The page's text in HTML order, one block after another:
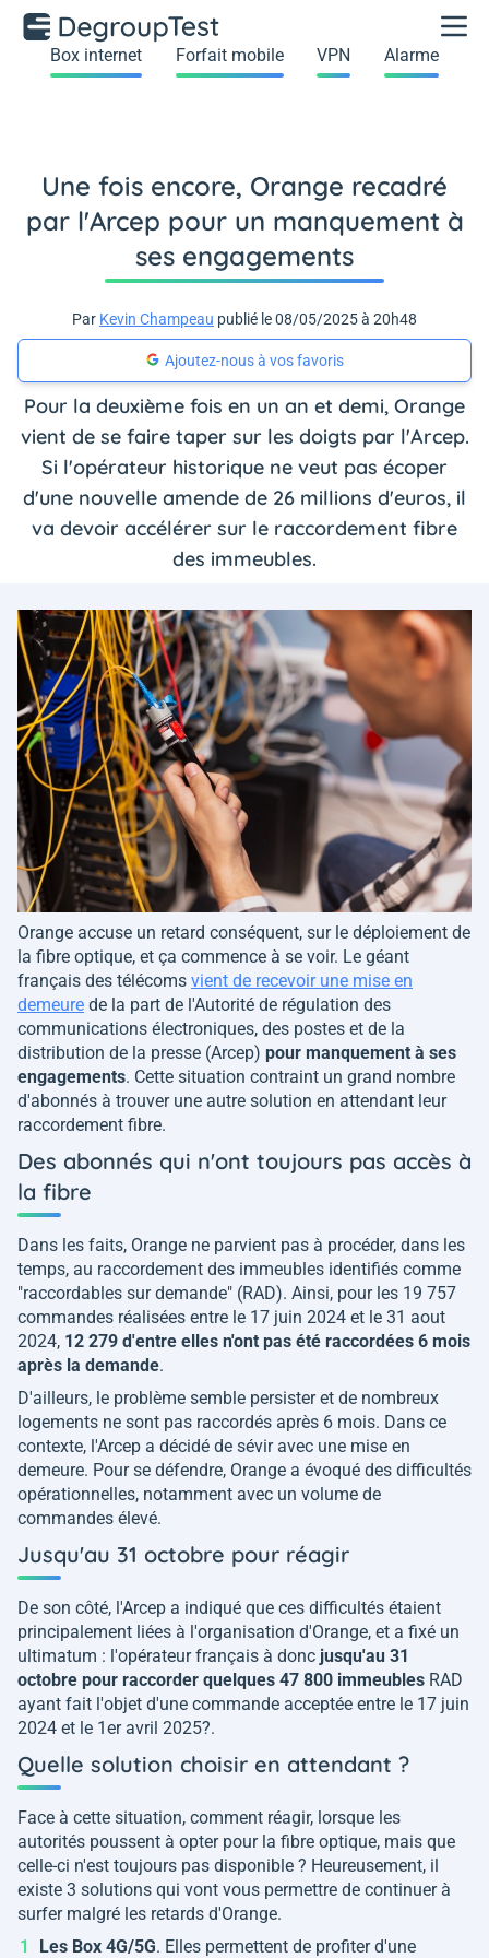
Box internet Forfait mobile VPN Alarme
Une fois encore, Orange recadré
par l'Arcep pour un manquement à
ses engagements
Par Kevin Champeau publié le 08/05/2025 à 20h48
Ajoutez-nous à vos favoris
Pour la deuxième fois en un an et demi, Orange
vient de se faire taper sur les doigts par l'Arcep.
Si l'opérateur historique ne veut pas écoper
d'une nouvelle amende de 26 millions d'euros, il
va devoir accélérer sur le raccordement fibre
des immeubles.
Orange accuse un retard conséquent, sur le déploiement de
la fibre optique, et ça commence à se voir. Le géant
français des télécoms vient de recevoir une mise en
demeure de la part de l'Autorité de régulation des
communications électroniques, des postes et de la
distribution de la presse (Arcep) pour manquement à ses
engagements. Cette situation contraint un grand nombre
d'abonnés à trouver une autre solution en attendant leur
raccordement fibre.
Des abonnés qui n'ont toujours pas accès à
la fibre
Dans les faits, Orange ne parvient pas à procéder, dans les
temps, au raccordement des immeubles identifiés comme
"raccordables sur demande" (RAD). Ainsi, pour les 19 757
commandes réalisées entre le 17 juin 2024 et le 31 aout
2024, 12 279 d'entre elles n'ont pas été raccordées 6 mois
après la demande.
D'ailleurs, le problème semble persister et de nombreux
logements ne sont pas raccordés après 6 mois. Dans ce
contexte, l'Arcep a décidé de sévir avec une mise en
demeure. Pour se défendre, Orange a évoqué des difficultés
opérationnelles, notamment avec un volume de
commandes élevé.
Jusqu'au 31 octobre pour réagir
De son côté, l'Arcep a indiqué que ces difficultés étaient
principalement liées à l'organisation d'Orange, et a fixé un
ultimatum : l'opérateur français à donc jusqu'au 31
octobre pour raccorder quelques 47 800 immeubles RAD
ayant fait l'objet d'une commande acceptée entre le 17 juin
2024 et le 1er avril 2025?.
Quelle solution choisir en attendant ?
Face à cette situation, comment réagir, lorsque les
autorités poussent à opter pour la fibre optique, mais que
celle-ci n'est toujours pas disponible ? Heureusement, il
existe 3 solutions qui vont vous permettre de continuer à
surfer malgré les retards d'Orange.
Les Box 4G/5G. Elles permettent de profiter d'une